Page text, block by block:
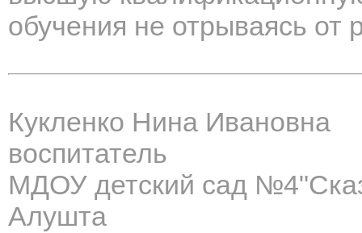
обучения не отрываясь от
Кукленко Нина Ивановна
воспитатель
МДОУ детский сад
Алушта